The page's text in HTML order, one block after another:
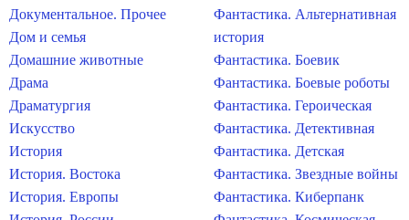
Документальное. Прочее
Дом и семья
Домашние животные
Драма
Драматургия
Искусство
История
История. Востока
История. Европы
Фантастика. Альтернативная
история
Фантастика. Боевик
Фантастика. Боевые роботы
Фантастика. Героическая
Фантастика. Детективная
Фантастика. Детская
Фантастика. Звездные войны
Фантастика. Киберпанк